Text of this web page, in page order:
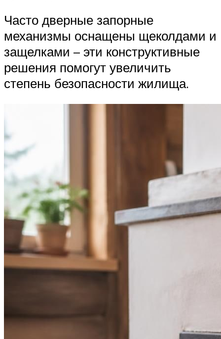
Часто дверные запорные
механизмы оснащены щеколдами и
защелками – эти конструктивные
решения помогут увеличить
степень безопасности жилища.